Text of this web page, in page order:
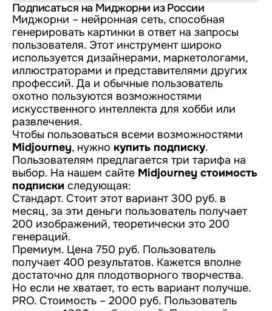
Подписаться на Миджорни из России
Миджорни – нейронная сеть, способная
генерировать картинки в ответ на запросы
пользователя. Этот инструмент широко
используется дизайнерами, маркетологами,
иллюстраторами и представителями других
профессий. Да и обычные пользователь
охотно пользуются возможностями
искусственного интеллекта для хобби или
развлечения.
Чтобы пользоваться всеми возможностями
Midjourney, нужно купить подписку.
Пользователям предлагается три тарифа на
выбор. На нашем сайте Midjourney стоимость
подписки следующая:
Стандарт. Стоит этот вариант 300 руб. в
месяц, за эти деньги пользователь получает
200 изображений, теоретически это 200
генераций.
Премиум. Цена 750 руб. Пользователь
получает 400 результатов. Кажется вполне
достаточно для плодотворного творчества.
Но если не хватает, то есть вариант получше.
PRO. Стоимость – 2000 руб. Пользователь